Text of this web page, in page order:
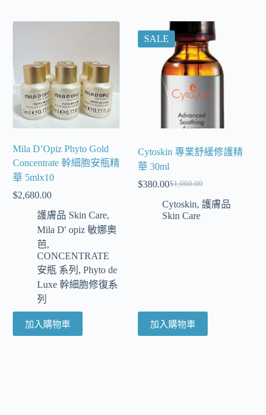
Mila D’Opiz Phyto Gold
Concentrate 幹細胞安瓶精
華 5mlx10
$2,680.00
護膚品 Skin Care,
Mila D' opiz 敏娜奧
芭,
CONCENTRATE
安瓶 系列 ,Phyto de
Luxe 幹細胞修復系
列
加入購物車
SALE
Cytoskin 專業舒緩修護精
華 30ml
$1,060.00
$380.00
Cytoskin,護膚品
Skin Care
加入購物車